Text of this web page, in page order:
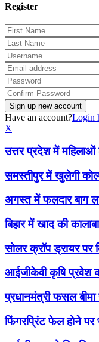
Register
Have an account?Login
X
उत्तर प्रदेश में
समस्तीपुर में खुलेगी
अगस्त में फलदार बाग
बिहार में खाद की
सोलर क्रॉप ड्रायर पर
आईजीकेवी कृषि
प्रधानमंत्री फसल
फिंगरप्रिंट फेल होने